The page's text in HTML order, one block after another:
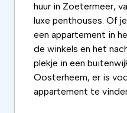
huur in Zoetermeer,
luxe penthouses. Of
een appartement in
de winkels en het
plekje in een
Oosterheem, er is
appartement te